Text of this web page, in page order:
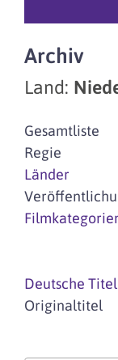
Archiv
Land:
Gesamtliste
Regie
Länder
Deutsche Titel
Originaltitel